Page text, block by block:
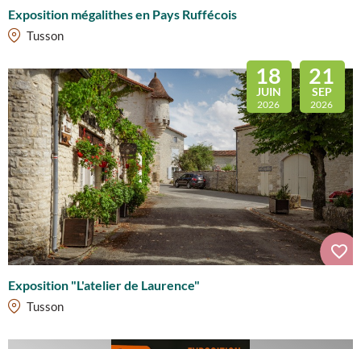
Exposition mégalithes en Pays Ruffécois
Tusson
18
JUIN
2026
21
SEP
2026
Exposition "L'atelier de Laurence"
Tusson